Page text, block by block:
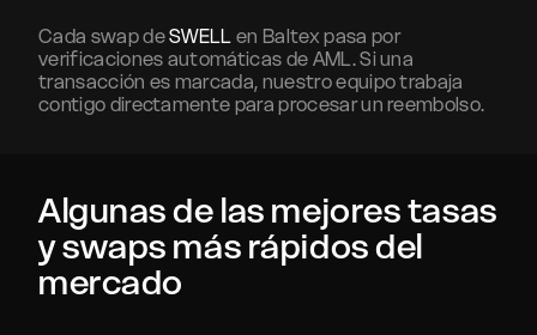
Cada swap deSWELL en Baltex pasa por
verificaciones automáticas de AML. Si una
transacción es marcada, nuestro equipo trabaja
contigo directamente para procesar un reembolso.
Algunas de las mejores tasas
y swaps más rápidos del
mercado